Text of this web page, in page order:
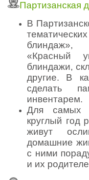
Партизанская
В
блиндаж»,
«Красный
блиндажи,
другие. В
сделать
инвентарем.
Для самых
круглый год
живут
домашние
с ними
и их